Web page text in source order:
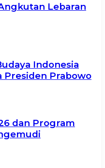
Lebaran
Indonesia
Presiden Prabowo
dan Program